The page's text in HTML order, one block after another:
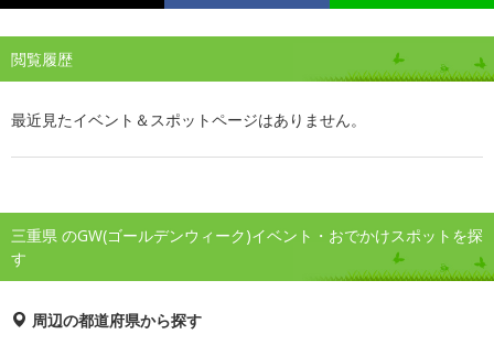
閲覧履歴
最近見たイベント＆スポットページはありません。
三重県 のGW(ゴールデンウィーク)イベント・おでかけスポットを探
す
周辺の都道府県から探す